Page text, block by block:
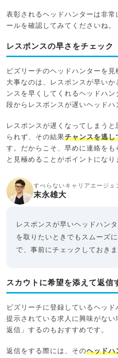
表彰されるヘッドハンターは非常
ールを確認してみてくださいね。
レスポンスの早さをチェック
ビズリーチのヘッドハンターを
大事なのは、レスポンスが早い
ンスを早くしてくれるヘッドハ
段からレスポンスが遅いヘッドハ
レスポンスが遅くなってしまう
られず、その結果チャンスを逃し
す。だからこそ、早めに連絡をも
と見極めることがポイントになり
すべらないキャリアエージェ
末永雄大
レスポンスが早いヘッドハン
を取りたいときでもスムーズ
で、事前にチェックしておきま
スカウトに希望を添えて返信
ビズリーチに登録しているヘッド
提示されている求人に興味がない
返信」するのもおすすめです。
返信をする際には、そのヘッドハ